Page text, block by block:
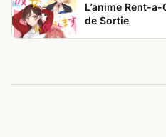
L’anime Rent-
de Sortie